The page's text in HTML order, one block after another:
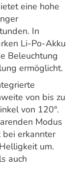
eine hohe
In
Li-Po-Akku
Beleuchtung
ermöglicht.
von bis zu
von 120°.
Modus
erkannter
um.
auch